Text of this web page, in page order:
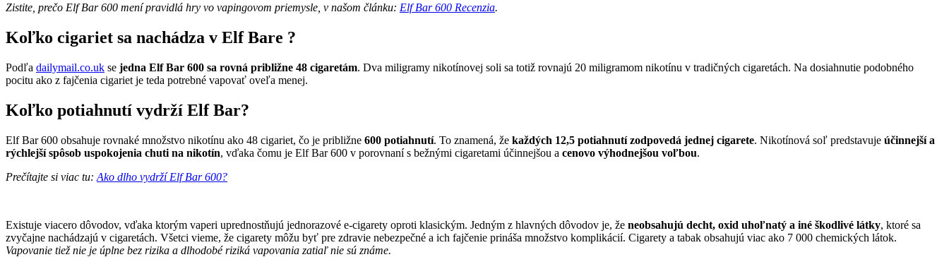
Zistite, prečo Elf Bar 600 mení pravidlá hry vo vapingovom priemysle, v našom článku: Elf Bar 600 Recenzia.
Koľko cigariet sa nachádza v Elf Bare ?
Podľa dailymail.co.uk se jedna Elf Bar 600 sa rovná približne 48 cigaretám. Dva miligramy nikotínovej soli sa totiž rovnajú 20 miligramom nikotínu v tradičných cigaretách. Na dosiahnutie podobného
pocitu ako z fajčenia cigariet je teda potrebné vapovať oveľa menej.
Koľko potiahnutí vydrží Elf Bar?
Elf Bar 600 obsahuje rovnaké množstvo nikotínu ako 48 cigariet, čo je približne 600 potiahnutí. To znamená, že každých 12,5 potiahnutí zodpovedá jednej cigarete. Nikotínová soľ predstavuje účinnejší a
rýchlejší spôsob uspokojenia chuti na nikotín, vďaka čomu je Elf Bar 600 v porovnaní s bežnými cigaretami účinnejšou a cenovo výhodnejšou voľbou.
Prečítajte si viac tu: Ako dlho vydrží Elf Bar 600?
Existuje viacero dôvodov, vďaka ktorým vaperi uprednostňujú jednorazové e-cigarety oproti klasickým. Jedným z hlavných dôvodov je, že neobsahujú decht, oxid uhoľnatý a iné škodlivé látky, ktoré sa
zvyčajne nachádzajú v cigaretách. Všetci vieme, že cigarety môžu byť pre zdravie nebezpečné a ich fajčenie prináša množstvo komplikácií. Cigarety a tabak obsahujú viac ako 7 000 chemických látok.
Vapovanie tiež nie je úplne bez rizika a dlhodobé riziká vapovania zatiaľ nie sú známe.